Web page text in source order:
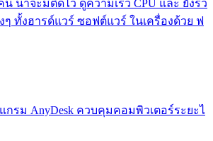
น่าจะมีติดไว้ ดูความเร็ว CPU และ ยังรว
ๆ ทั้งฮารด์แวร์ ซอฟต์แวร์ ในเครื่องด้วย ฟ
แกรม AnyDesk ควบคุมคอมพิวเตอร์ระยะไ